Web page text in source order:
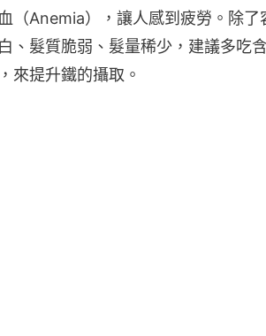
（Anemia），讓人感到疲勞。除
、髮質脆弱、髮量稀少，建議多吃
來提升鐵的攝取。